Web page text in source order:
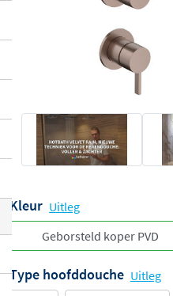
Kleur Uitleg
Type hoofddouche Uitleg